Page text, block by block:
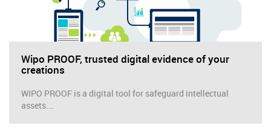
Wipo PROOF, trusted digital evidence of your
creations
WIPO PROOF is a digital tool for safeguard intellectual
assets.…